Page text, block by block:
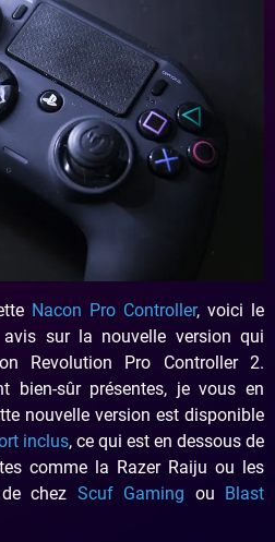
Nacon Pro Controller, voici le
sur la nouvelle version qui
Revolution Pro Controller 2.
bien-sûr présentes, je vous en
nouvelle version est disponible
inclus, ce qui est en dessous de
comme la Razer Raiju ou les
chez Scuf Gaming ou Blast